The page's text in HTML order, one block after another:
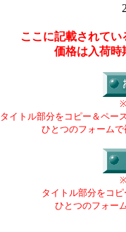
ここに記載されて
価格は入荷時
タイトル部分をコピー＆ペー
ひとつのフォーム
タイトル部分をコ
ひとつのフォー